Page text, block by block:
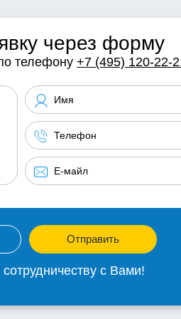
через форму
телефону+7 (495) 120-22-
Отправить
с Вами!